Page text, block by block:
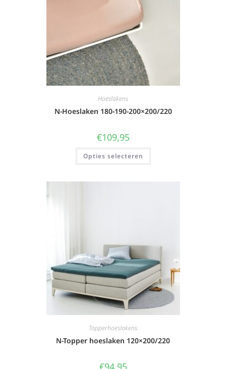
Hoeslakens
N-Hoeslaken 180-190-200×200/220
€109,95
Opties selecteren
Topperhoeslakens
N-Topper hoeslaken 120×200/220
€94,95